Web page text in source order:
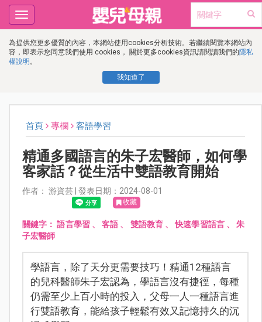
為提供您更多優質的內容，本網站使用cookies分析技術。若繼續閱覽本網站內
容，即表示您同意我們使用 cookies， 關於更多cookies資訊請閱讀我們的隱私
權說明 。
我知道了
Toggle
navigation
首頁 專欄 客語學習
精通多國語言的朱子宏醫師，如何學
客家話？從生活中雙語教育開始
作者： 游資芸 | 發表日期：2024-08-01
收藏
關鍵字：語言學習 、客語 、 雙語教育、快速學習語言、朱
子宏醫師
學語言，除了天分更需要技巧！精通12種語言
的兒科醫師朱子宏認為，學語言沒有捷徑，每種
仍需至少上百小時的投入，父母一人一種語言進
行雙語教育，能給孩子輕鬆有效又記憶持久的沉